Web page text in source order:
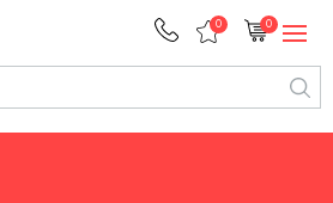
0 0